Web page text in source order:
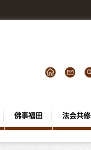
佛事福田 法会共修